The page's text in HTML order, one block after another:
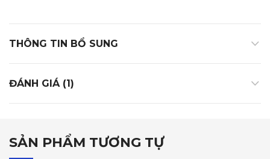
THÔNG TIN BỔ SUNG
ĐÁNH GIÁ (1)
SẢN PHẨM TƯƠNG TỰ